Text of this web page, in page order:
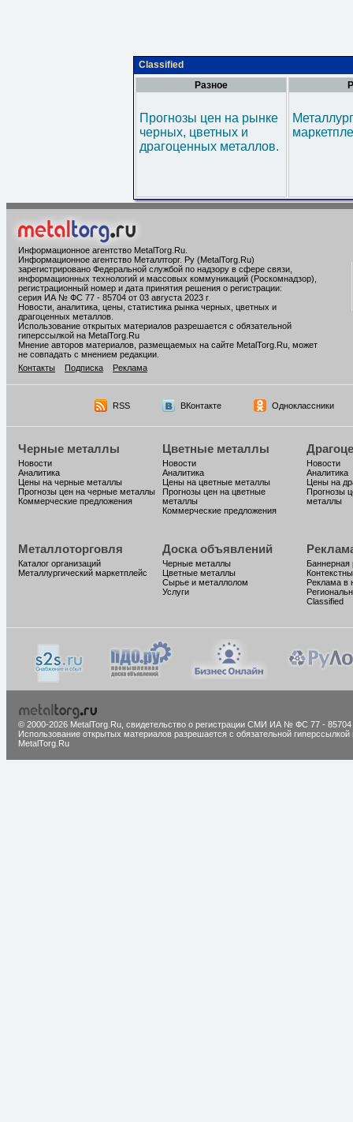
Classified
Разное
Прогнозы цен на рынке
черных, цветных и
драгоценных металлов.
Информационное агентство MetalTorg.Ru
Информационное агентство Металлторг. Ру (MetalTorg.Ru)
зарегистрировано Федеральной службой по надзору в сфере связи,
информационных технологий и массовых коммуникаций (Роскомнадзор),
регистрационный номер и дата принятия решения о регистрации:
серия ИА № ФС 77 - 85704 от 03 августа 2023 г.
Новости, аналитика, цены, статистика рынка черных, цветных и
драгоценных металлов.
Использование открытых материалов разрешается с обязательной
гиперссылкой на MetalTorg.Ru
Мнение авторов материалов, размещаемых на сайте MetalTorg.Ru, может
не совпадать с мнением редакции.
Контакты
Подписка Реклама
RSS ВКонтакте Одноклассники
Черные металлы
Новости
Аналитика
Цены на черные металлы
Прогнозы цен на черные металлы
Коммерческие предложения
Цветные металлы
Новости
Аналитика
Цены на цветные металлы
Прогнозы цен на цветные
металлы
Коммерческие предложения
Новости
Аналитика
Цены на
Прогнозы
металлы
Металлоторговля
Каталог организаций
Металлургический маркетплейс
Доска объявлений
Черные металлы
Цветные металлы
Сырье и металлолом
Услуги
Баннерная
Реклама в
Classified
© 2000-2026 MetalTorg.Ru, cвидетельство о регистрации СМИ ИА № ФС 77 - 85704
Использование открытых материалов разрешается с обязательной гиперссылкой
MetalTorg.Ru